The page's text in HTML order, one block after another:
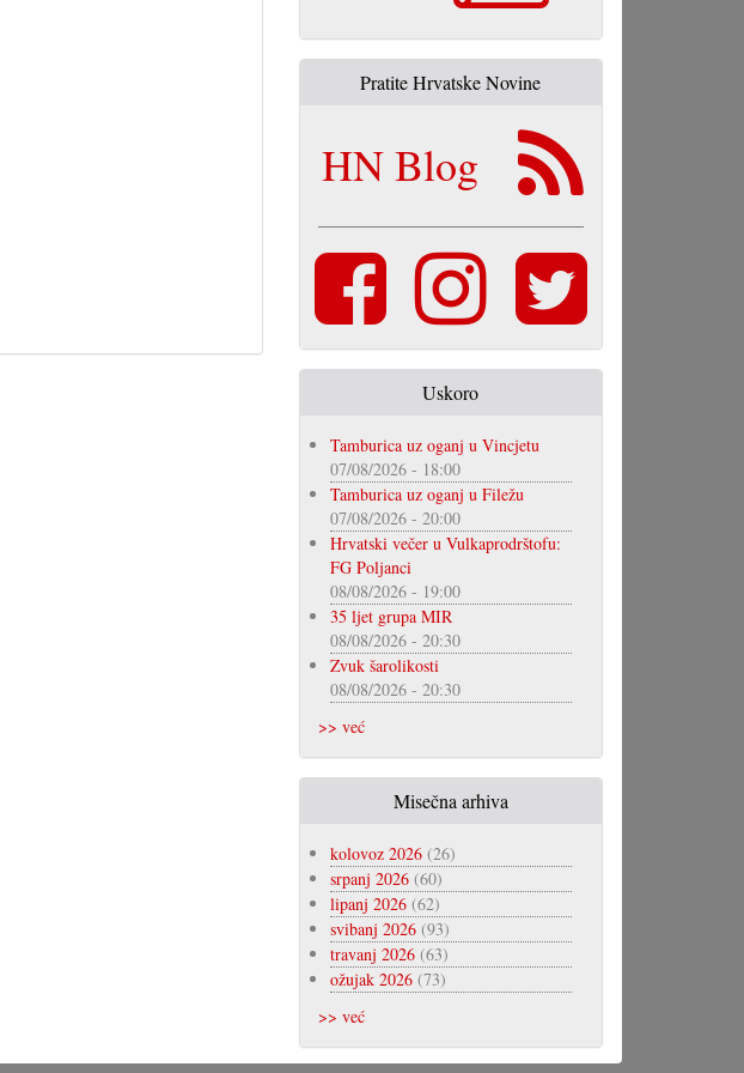
Pratite Hrvatske Novine
HN Blog
Uskoro
Tamburica uz oganj u Vincjetu
07/08/2026 - 18:00
Tamburica uz oganj u Filežu
07/08/2026 - 20:00
Hrvatski večer u Vulkaprodrštofu:
FG Poljanci
08/08/2026 - 19:00
35 ljet grupa MIR
08/08/2026 - 20:30
Zvuk šarolikosti
08/08/2026 - 20:30
>> već
Misečna arhiva
kolovoz 2026(26)
srpanj 2026(60)
lipanj 2026(62)
svibanj 2026(93)
travanj 2026(63)
ožujak 2026(73)
>> već